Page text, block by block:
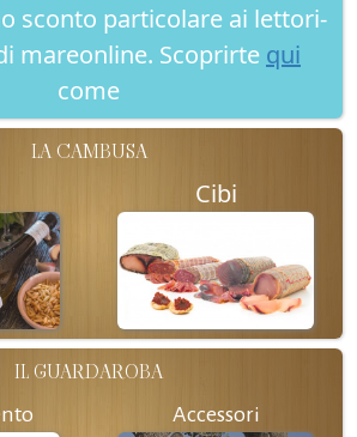
sconto particolare ai lettori-
mareonline. Scoprirte qui
come
LA CAMBUSA
Cibi
IL GUARDAROBA
Accessori